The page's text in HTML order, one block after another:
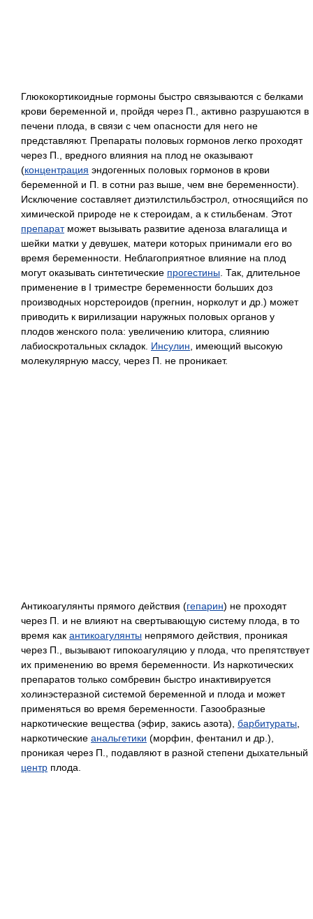
Глюкокортикоидные гормоны быстро связываются с белками
крови беременной и, пройдя через П., активно разрушаются в
печени плода, в связи с чем опасности для него не
представляют. Препараты половых гормонов легко проходят
через П., вредного влияния на плод не оказывают
(концентрация эндогенных половых гормонов в крови
беременной и П. в сотни раз выше, чем вне беременности).
Исключение составляет диэтилстильбэстрол, относящийся по
химической природе не к стероидам, а к стильбенам. Этот
препаратможет вызывать развитие аденоза влагалища и
шейки матки у девушек, матери которых принимали его во
время беременности. Неблагоприятное влияние на плод
могут оказывать синтетические прогестины . Так, длительное
применение в I триместре беременности больших доз
производных норстероидов (прегнин, норколут и др.) может
приводить к вирилизации наружных половых органов у
плодов женского пола: увеличению клитора, слиянию
лабиоскротальных складок. Инсулин , имеющий высокую
молекулярную массу, через П. не проникает.
Антикоагулянты прямого действия (гепарин) не проходят
через П. и не влияют на свертывающую систему плода, в то
время как антикоагулянты непрямого действия, проникая
через П., вызывают гипокоагуляцию у плода, что препятствует
их применению во время беременности. Из наркотических
препаратов только сомбревин быстро инактивируется
холинэстеразной системой беременной и плода и может
применяться во время беременности. Газообразные
наркотические вещества (эфир, закись азота), барбитураты
наркотические анальгетики (морфин, фентанил и др.),
проникая через П., подавляют в разной степени дыхательный
центр плода.